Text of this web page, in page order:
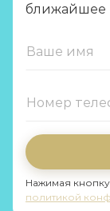
ближайшее
Нажимая кнопку
политикой